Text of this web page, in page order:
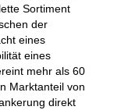
Sortiment
der
eines
eines
mehr als 60
Marktanteil von
direkt